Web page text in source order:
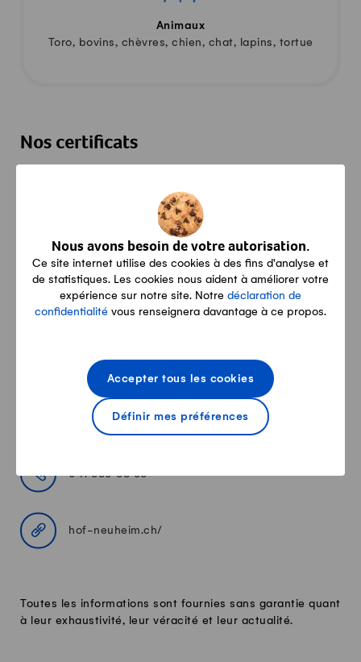
Nous avons besoin de votre autorisation.
Ce site internet utilise des cookies à des fins d'analyse et
de statistiques. Les cookies nous aident à améliorer votre
expérience sur notre site. Notre déclaration de
confidentialité vous renseignera davantage à ce propos.
Définir mes préférences
Accepter tous les cookies
Animaux
Toro, bovins, chèvres, chien, chat, lapins, tortue
Nos certificats
Contact
Neuheim 1, 6056 Kägiswil
kontakt@hof-neuheim.ch
041 660 38 66
hof-neuheim.ch/
Toutes les informations sont fournies sans garantie quant
à leur exhaustivité, leur véracité et leur actualité.